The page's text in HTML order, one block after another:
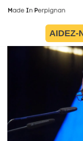
AIDEZ-
déclinés à
9 janvier 2017 par